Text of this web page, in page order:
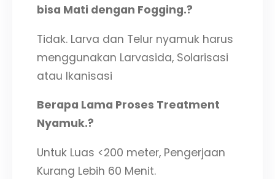
bisa Mati dengan Fogging.?
Tidak. Larva dan Telur nyamuk harus
menggunakan Larvasida, Solarisasi
atau Ikanisasi
Berapa Lama Proses Treatment
Nyamuk.?
Untuk Luas <200 meter, Pengerjaan
Kurang Lebih 60 Menit.